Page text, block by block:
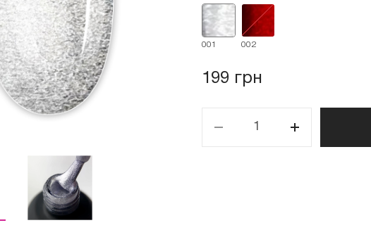
001 002
199 грн